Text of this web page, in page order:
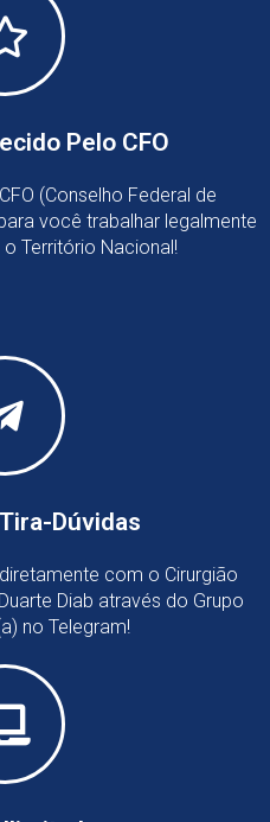
Pelo CFO
(Conselho Federal de
você trabalhar legalmente
Território Nacional!
Dúvidas
com o Cirurgião
Diab através do Grupo
no Telegram!